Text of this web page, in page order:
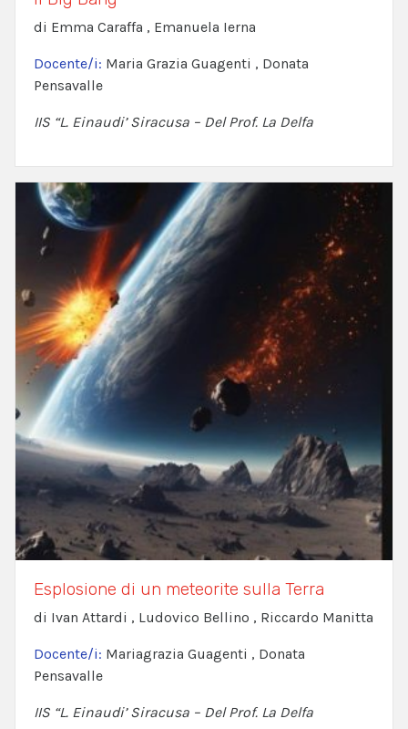
di Emma Caraffa , Emanuela Ierna
Docente/i: Maria Grazia Guagenti , Donata
Pensavalle
IIS “L. Einaudi’ Siracusa – Del Prof. La Delfa
Esplosione di un meteorite sulla Terra
di Ivan Attardi , Ludovico Bellino , Riccardo Manitta
Docente/i: Mariagrazia Guagenti , Donata
Pensavalle
IIS “L. Einaudi’ Siracusa – Del Prof. La Delfa